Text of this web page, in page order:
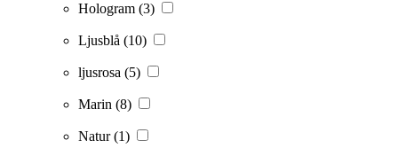
Hologram (3)
Ljusblå (10)
ljusrosa (5)
Marin (8)
Natur(1)